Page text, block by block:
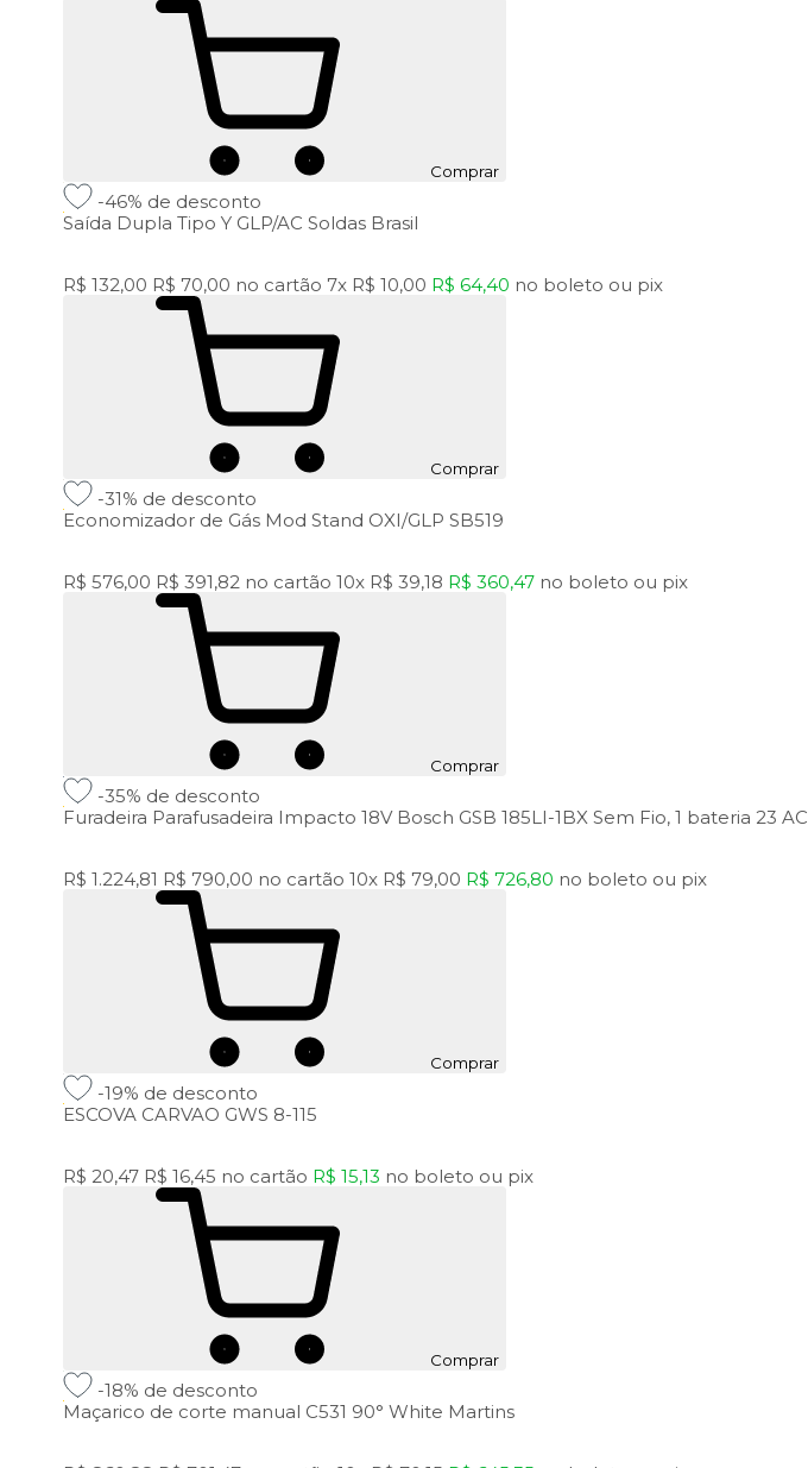
Comprar
-46% de desconto
Saída Dupla Tipo Y GLP/AC Soldas Brasil
R$ 132,00 R$ 70,00 no cartão 7x R$ 10,00 R$ 64,40 no boleto ou pix
Comprar
-31% de desconto
Economizador de Gás Mod Stand OXI/GLP SB519
R$ 576,00 R$ 391,82 no cartão 10x R$ 39,18 R$ 360,47 no boleto ou pix
Comprar
-35% de desconto
Furadeira Parafusadeira Impacto 18V Bosch GSB 185LI-1BX Sem Fio, 1 bateria 23 AC
R$ 1.224,81 R$ 790,00 no cartão 10x R$ 79,00 R$ 726,80 no boleto ou pix
Comprar
-19% de desconto
ESCOVA CARVAO GWS 8-115
R$ 20,47 R$ 16,45 no cartão R$ 15,13 no boleto ou pix
Comprar
-18% de desconto
Maçarico de corte manual C531 90° White Martins